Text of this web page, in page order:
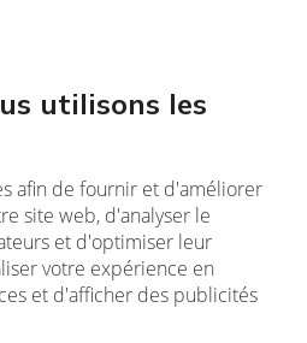
utilisons les
afin de fournir et d'améliorer
site web, d'analyser le
et d'optimiser leur
votre expérience en
et d'afficher des publicités